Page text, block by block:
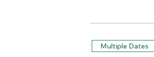
Multiple Dates